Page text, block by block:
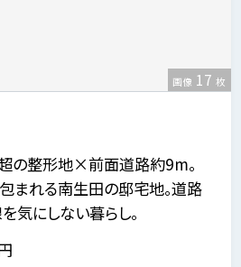
画像 17 枚
の整形地×前面道路約9m。
まれる南生田の邸宅地。道路
気にしない暮らし。